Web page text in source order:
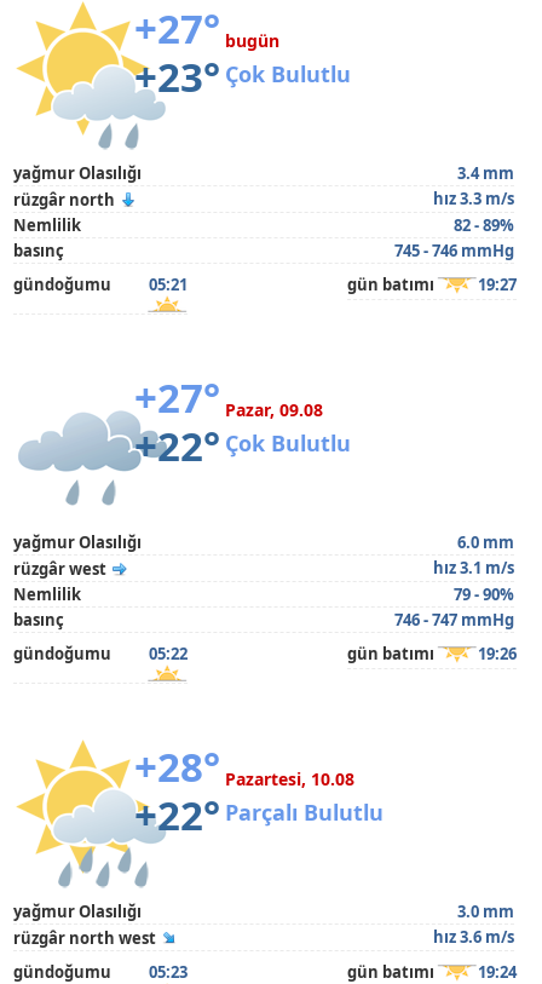
+27°
+23°
bugün
Çok Bulutlu
yağmur Olasılığı
3.4 mm
rüzgâr north
hız 3.3 m/s
Nemlilik
82 - 89%
basınç
745 - 746 mmHg
gündoğumu
05:21 gün batımı 19:27
+27°
+22°
Pazar, 09.08
Çok Bulutlu
yağmur Olasılığı
6.0 mm
rüzgâr west
hız 3.1 m/s
Nemlilik
79 - 90%
basınç
746 - 747 mmHg
gündoğumu
05:22 gün batımı 19:26
+28°
+22°
Pazartesi, 10.08
Parçalı Bulutlu
yağmur Olasılığı
3.0 mm
rüzgâr north west
hız 3.6 m/s
gündoğumu
05:23 gün batımı 19:24